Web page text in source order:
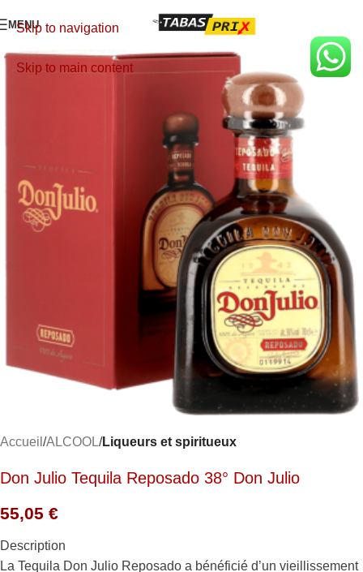
Skip to navigation
Skip to main content
MENU
Accueil ALCOOL Liqueurs et spiritueux
Don Julio Tequila Reposado 38° Don Julio
55,05 €
Description
La Tequila Don Julio Reposado a bénéficié d’un vieillissement